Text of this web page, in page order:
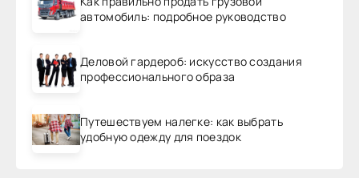
автомобиль: подробное руководство
Деловой гардероб: искусство создания
профессионального образа
Путешествуем налегке: как выбрать
удобную одежду для поездок